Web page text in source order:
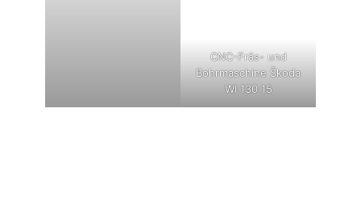
CNC-Fräs- und
Bohrmaschine Škoda
WI 130 15